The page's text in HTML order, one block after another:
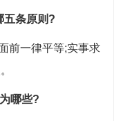
五条原则?
一律平等;实事求
哪些?